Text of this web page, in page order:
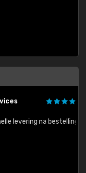
na bestelling"